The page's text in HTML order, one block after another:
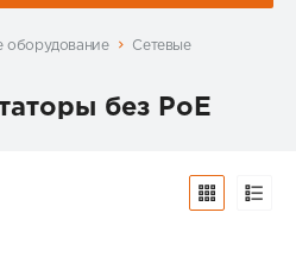
оборудование
Сетевые
без PoE